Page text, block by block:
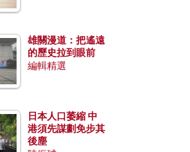
雄關漫道：把遙遠
的歷史拉到眼前
編輯精選
日本人口萎縮 中
港須先謀劃免步其
後塵